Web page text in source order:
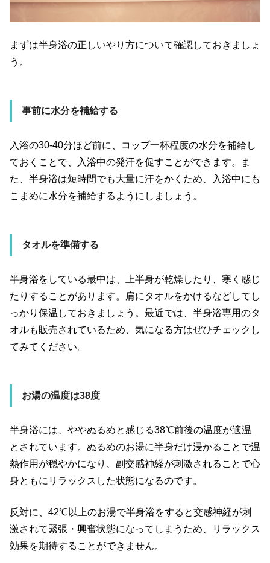
まずは半身浴の正しいやり方について確認しておきましょ
う。
事前に水分を補給する
入浴の30-40分ほど前に、コップ一杯程度の水分を補給し
ておくことで、入浴中の発汗を促すことができます。ま
た、半身浴は短時間でも大量に汗をかくため、入浴中にも
こまめに水分を補給するようにしましょう。
タオルを準備する
半身浴をしている最中は、上半身が乾燥したり、寒く感じ
たりすることがあります。肩にタオルをかけるなどしてし
っかり保温しておきましょう。最近では、半身浴専用のタ
オルも販売されているため、気になる方はぜひチェックし
てみてください。
お湯の温度は38度
半身浴には、ややぬるめと感じる38℃前後の温度が適温
とされています。ぬるめのお湯に半身だけ浸かることで温
熱作用が穏やかになり、副交感神経が刺激されることで心
身ともにリラックスした状態になるのです。
反対に、42℃以上のお湯で半身浴をすると交感神経が刺
激されて緊張・興奮状態になってしまうため、リラックス
効果を期待することができません。